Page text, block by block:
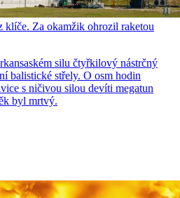
klíče. Za okamžik ohrozil raketou
silu čtyřkilový nástrčný
balistické střely. O osm hodin
s ničivou silou devíti megatun
byl mrtvý.